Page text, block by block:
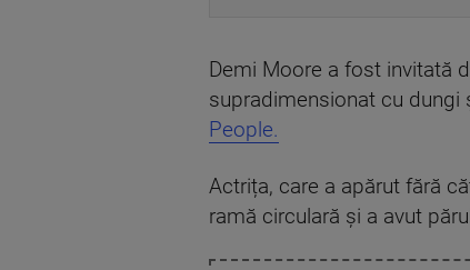
Demi Moore a fost invitată
supradimensionat cu dungi
People.
Actrița, care a apărut fără
ramă circulară și a avut